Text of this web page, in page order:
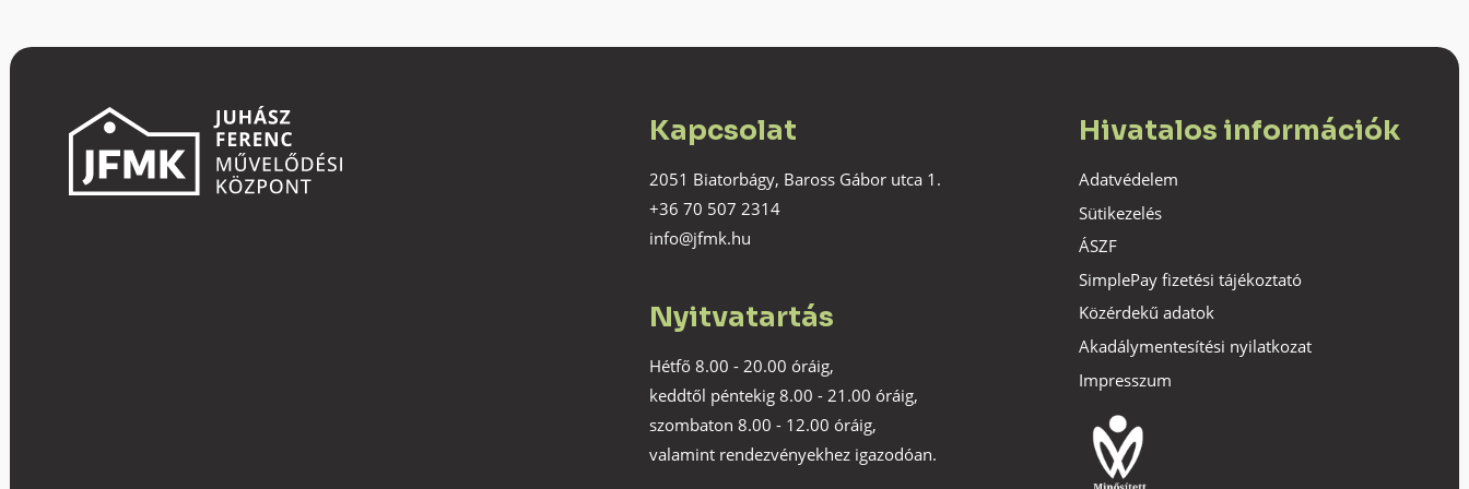
Kapcsolat
2051 Biatorbágy, Baross Gábor utca 1.
+36 70 507 2314
info@jfmk.hu
Nyitvatartás
Hétfő 8.00 - 20.00 óráig,
keddtől péntekig 8.00 - 21.00 óráig,
szombaton 8.00 - 12.00 óráig,
valamint rendezvényekhez igazodóan.
Hivatalos információk
Adatvédelem
Sütikezelés
ÁSZF
SimplePay fizetési tájékoztató
Közérdekű adatok
Akadálymentesítési nyilatkozat
Impresszum